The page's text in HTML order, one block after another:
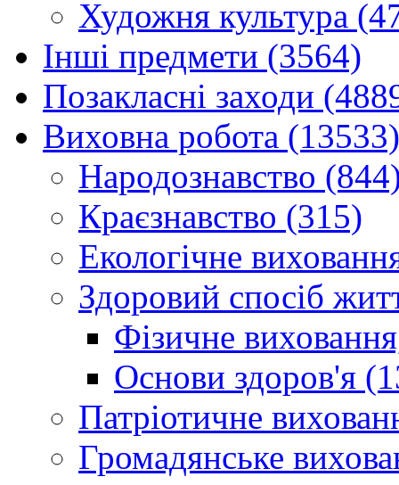
Художня культура
Інші предмети (3564)
Позакласні заходи
Виховна робота (13533)
Народознавство
Краєзнавство (315)
Екологічне
Здоровий спосіб
Фізичне
Основи здоров'я
Патріотичне
Громадянське